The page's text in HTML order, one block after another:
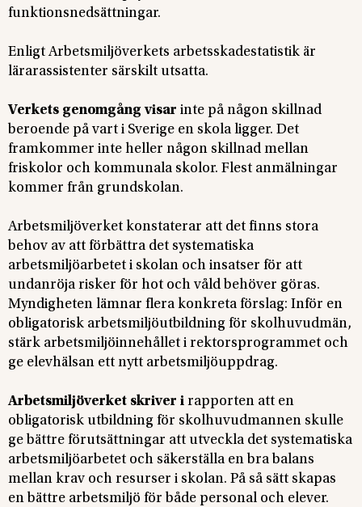
funktionsnedsättningar.
Enligt Arbetsmiljöverkets arbetsskadestatistik är
lärarassistenter särskilt utsatta.
Verkets genomgång visar inte på någon skillnad
beroende på vart i Sverige en skola ligger. Det
framkommer inte heller någon skillnad mellan
friskolor och kommunala skolor. Flest anmälningar
kommer från grundskolan.
Arbetsmiljöverket konstaterar att det finns stora
behov av att förbättra det systematiska
arbetsmiljöarbetet i skolan och insatser för att
undanröja risker för hot och våld behöver göras.
Myndigheten lämnar flera konkreta förslag: Inför en
obligatorisk arbetsmiljöutbildning för skolhuvudmän,
stärk arbetsmiljöinnehållet i rektorsprogrammet och
ge elevhälsan ett nytt arbetsmiljöuppdrag.
Arbetsmiljöverket skriver i rapporten att en
obligatorisk utbildning för skolhuvudmannen skulle
ge bättre förutsättningar att utveckla det systematiska
arbetsmiljöarbetet och säkerställa en bra balans
mellan krav och resurser i skolan. På så sätt skapas
en bättre arbetsmiljö för både personal och elever.